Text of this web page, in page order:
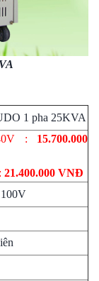
1 pha 25KVA
: 15.700.000
21.400.000 VNĐ